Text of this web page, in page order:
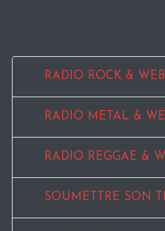
RADIO ROCK &
RADIO METAL &
RADIO REGGAE &
SOUMETTRE SON